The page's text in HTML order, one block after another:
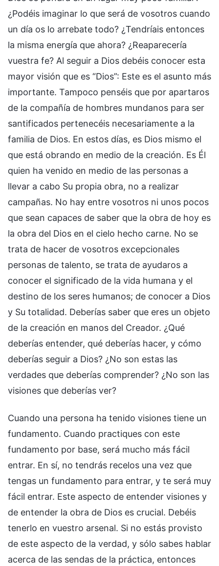
¿Podéis imaginar lo que será de vosotros cuando
un día os lo arrebate todo? ¿Tendríais entonces
la misma energía que ahora? ¿Reaparecería
vuestra fe? Al seguir a Dios debéis conocer esta
mayor visión que es “Dios”: Este es el asunto más
importante. Tampoco penséis que por apartaros
de la compañía de hombres mundanos para ser
santificados pertenecéis necesariamente a la
familia de Dios. En estos días, es Dios mismo el
que está obrando en medio de la creación. Es Él
quien ha venido en medio de las personas a
llevar a cabo Su propia obra, no a realizar
campañas. No hay entre vosotros ni unos pocos
que sean capaces de saber que la obra de hoy es
la obra del Dios en el cielo hecho carne. No se
trata de hacer de vosotros excepcionales
personas de talento, se trata de ayudaros a
conocer el significado de la vida humana y el
destino de los seres humanos; de conocer a Dios
y Su totalidad. Deberías saber que eres un objeto
de la creación en manos del Creador. ¿Qué
deberías entender, qué deberías hacer, y cómo
deberías seguir a Dios? ¿No son estas las
verdades que deberías comprender? ¿No son las
visiones que deberías ver?
Cuando una persona ha tenido visiones tiene un
fundamento. Cuando practiques con este
fundamento por base, será mucho más fácil
entrar. En sí, no tendrás recelos una vez que
tengas un fundamento para entrar, y te será muy
fácil entrar. Este aspecto de entender visiones y
de entender la obra de Dios es crucial. Debéis
tenerlo en vuestro arsenal. Si no estás provisto
de este aspecto de la verdad, y sólo sabes hablar
acerca de las sendas de la práctica, entonces